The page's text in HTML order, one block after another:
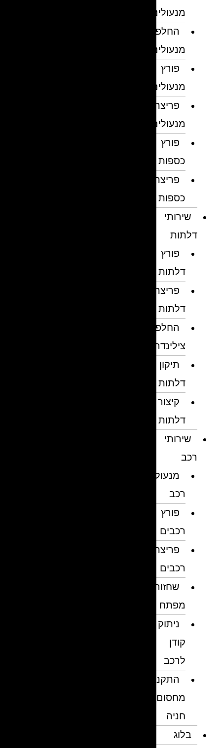
מנעולים
החלפת
מנעולים
פורץ
מנעולים
פריצת
מנעולים
פורץ
כספות
פריצת
כספות
שירותי
דלתות
פורץ
דלתות
פריצת
דלתות
החלפת
צילינדרים
תיקון
דלתות
קיצור
דלתות
שירותי
מנעולן
פורץ
רכבים
פריצת
רכבים
שחזור
מפתח
ניתוק
לרכב
התקנת
מחסום
חניה
בלוג